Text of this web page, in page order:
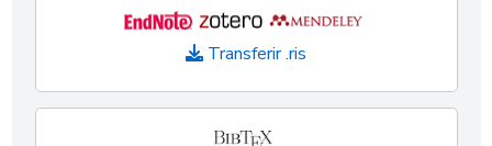
Transferir .ris